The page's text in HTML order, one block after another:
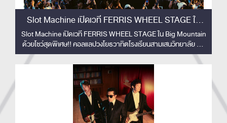
Slot Machine เปิดเวที FERRIS WHEEL STAGE ใน
Big Mountain ด้วยโชว์สุดพิเศษ!!
Slot Machine เปิดเวที FERRIS WHEEL STAGE ใน Big Mountain
ด้วยโชว์สุดพิเศษ!! คอลแลปวงโยธวาทิตโรงเรียนสามเสนวิทยาลัย 33
ชีวิต สร้างโมเมนต์ทัชใจผู้ชม